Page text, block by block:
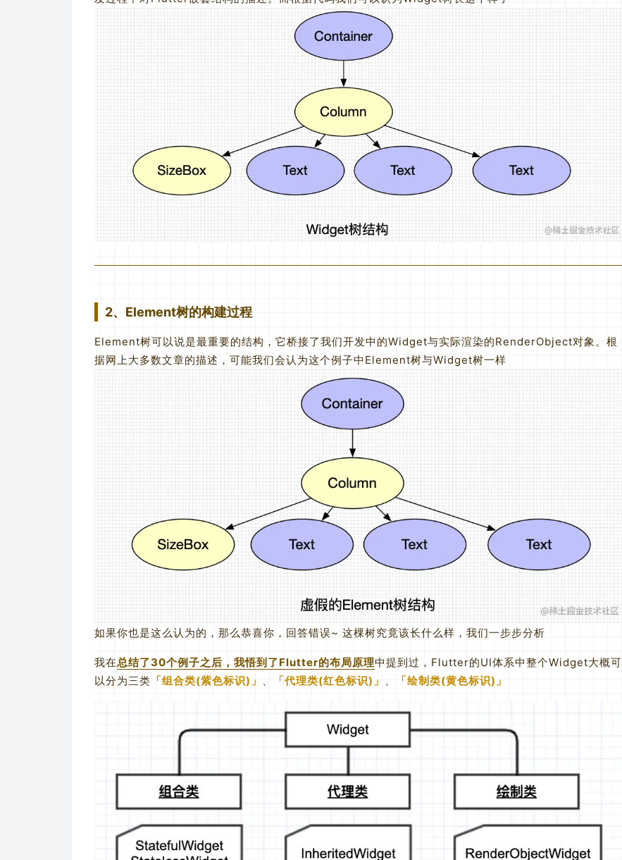
2、Element树的构建过程
Element树可以说是最重要的结构，它桥接了我们开发中的Widget与实际渲染的RenderObject对象。根
据网上大多数文章的描述，可能我们会认为这个例子中Element树与Widget树一样
如果你也是这么认为的，那么恭喜你，回答错误~ 这棵树究竟该长什么样，我们一步步分析
我在总结了30个例子之后，我悟到了Flutter的布局原理中提到过，Flutter的UI体系中整个Widget大概可
以分为三类
组合类(紫色标识) 、 代理类(红色标识) 、 绘制类(黄色标识)